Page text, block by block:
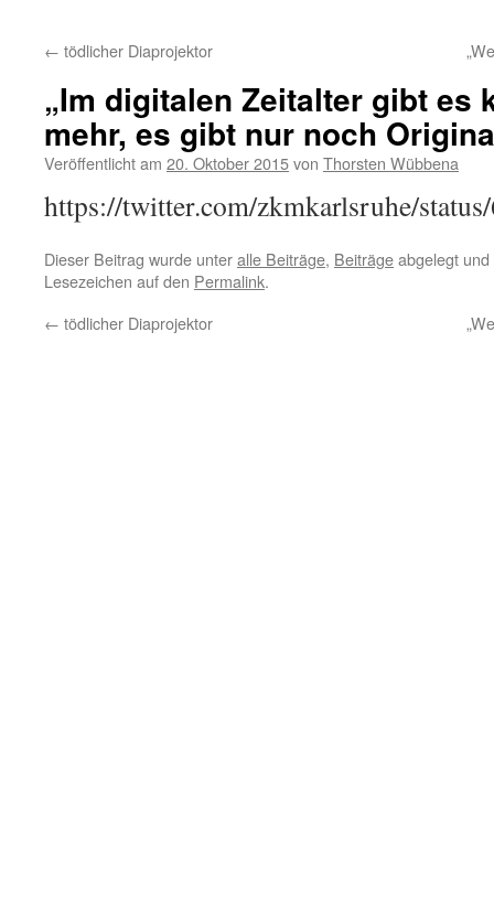
← tödlicher Diaprojektor
„Im digitalen Zeitalter gibt es
mehr, es gibt nur noch
Veröffentlicht am 20. Oktober 2015von Thorsten Wübbena
https://twitter.com/zkmkarlsruhe/
Dieser Beitrag wurde unteralle Beiträge, Beiträgeabgelegt
Lesezeichen auf den Permalink.
← tödlicher Diaprojektor